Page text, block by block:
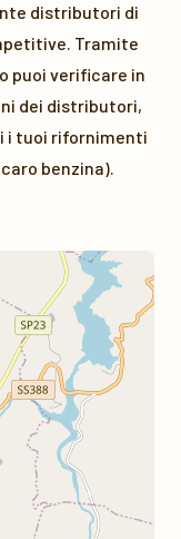
distributori di
Tramite
puoi verificare in
dei distributori,
i tuoi rifornimenti
benzina).